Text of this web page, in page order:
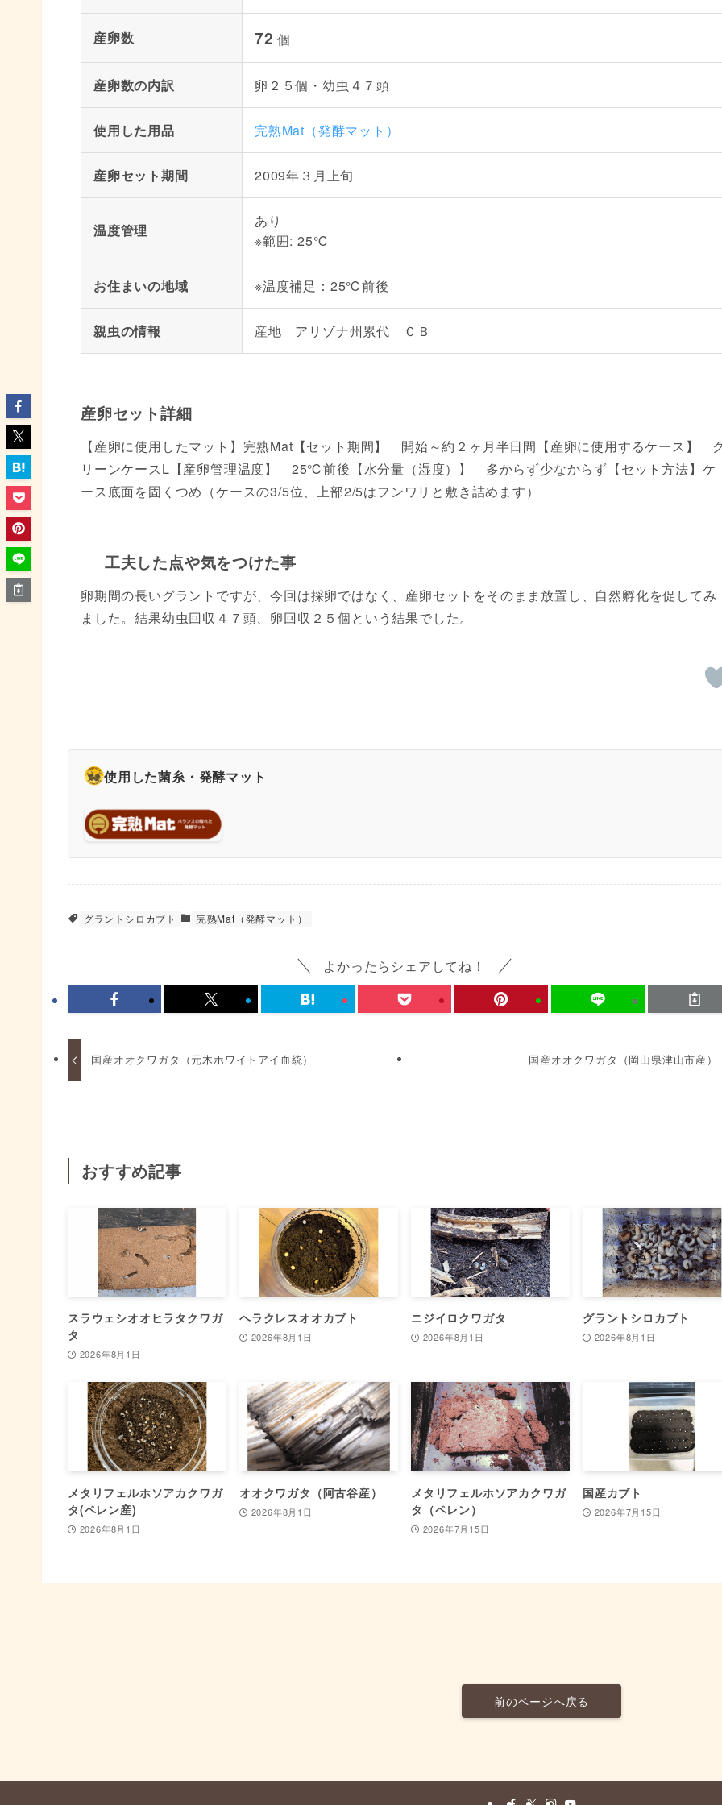
産卵数 72 個
産卵数の内訳 卵２５個・幼虫４７頭
使用した用品 完熟Mat（発酵マット）
産卵セット期間 2009年３月上旬
温度管理
あり
※範囲: 25℃
お住まいの地域 ※温度補足：25℃前後
親虫の情報 産地 アリゾナ州累代 ＣＢ
産卵セット詳細
【産卵に使用したマット】完熟Mat【セット期間】 開始～約２ヶ月半日間【産卵に使用するケース】
リーンケースL【産卵管理温度】 25℃前後【水分量（湿度）】 多からず少なからず【セット方法】ケ
ース底面を固くつめ（ケースの3/5位、上部2/5はフンワリと敷き詰めます）
工夫した点や気をつけた事
卵期間の長いグラントですが、今回は採卵ではなく、産卵セットをそのまま放置し、自然孵化を促してみ
ました。結果幼虫回収４７頭、卵回収２５個という結果でした。
使用した菌糸・発酵マット
グラントシロカブト 完熟Mat（発酵マット）
よかったらシェアしてね！
国産オオクワガタ（元木ホワイトアイ血統） 国産オオクワガタ（岡山県津山市産）
おすすめ記事
スラウェシオオヒラタクワガ
タ
2026年8月1日
ヘラクレスオオカブト
2026年8月1日
ニジイロクワガタ
2026年8月1日
グラントシロカブト
2026年8月1日
メタリフェルホソアカクワガ
タ(ペレン産)
2026年8月1日
オオクワガタ（阿古谷産）
2026年8月1日
メタリフェルホソアカクワガ
タ（ペレン）
2026年7月15日
国産カブト
2026年7月15日
前のページへ戻る